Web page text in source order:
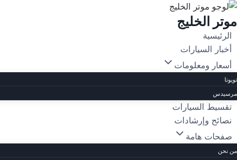
التجاوز
إلى
المحتوى
موتر الخليج
الرئيسية
أخبار السيارات
أسعار ومعلومات
تويوتا
مرسيدس
تقسيط السيارات
نصائح وإرشادات
صفحات هامة
من نحن